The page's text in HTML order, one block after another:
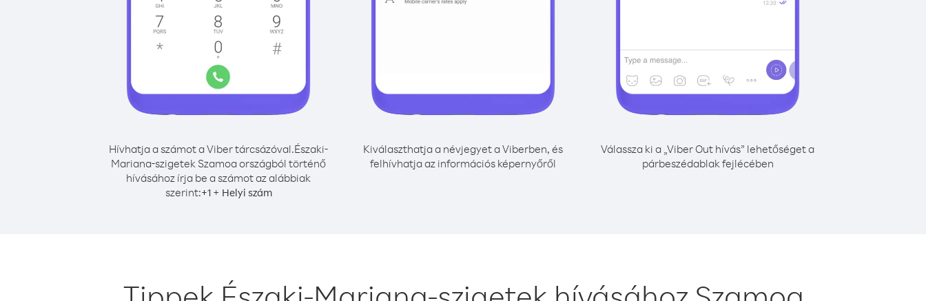
Hívhatja a számot a Viber tárcsázóval.Északi-
Mariana-szigetek Szamoa országból történő
hívásához írja be a számot az alábbiak
szerint:+1+ Helyi szám
Kiválaszthatja a névjegyet a Viberben, és
felhívhatja az információs képernyőről
Válassza ki a „Viber Out hívás” lehetőséget a
párbeszédablak fejlécében